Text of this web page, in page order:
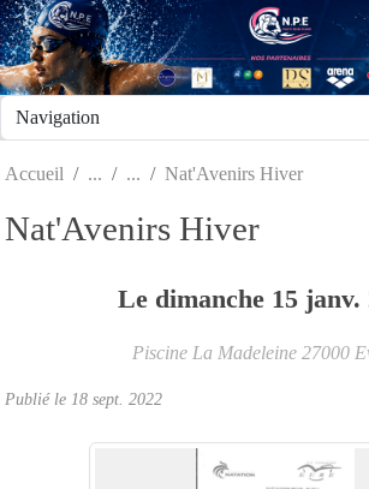
Accueil Nat'Avenirs Hiver
Nat'Avenirs Hiver
Le dimanche 15 janv.
Piscine La Madeleine 27000
Publié le 18 sept. 2022
Panneau de gestion des cookies